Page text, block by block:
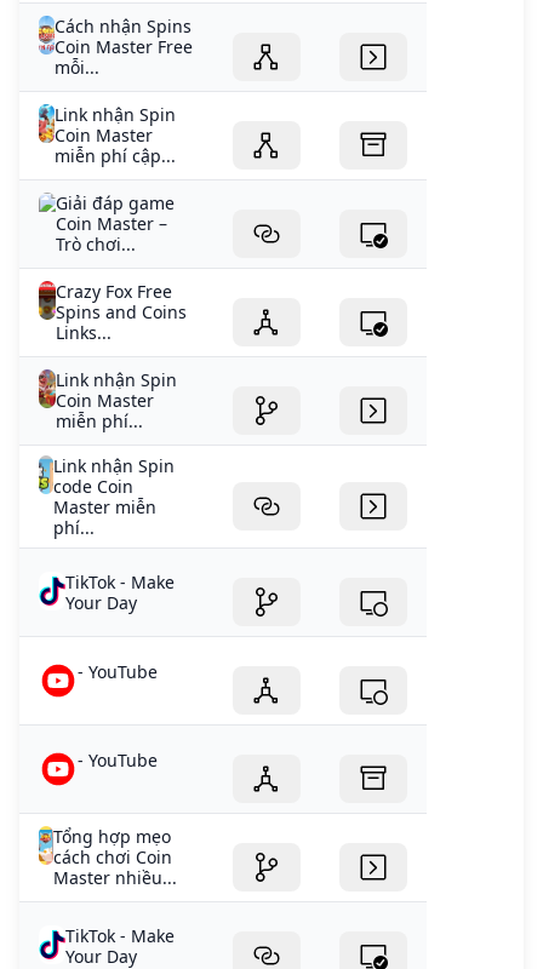
Cách nhận Spins
Coin Master Free
mỗi...
Link nhận Spin
Coin Master
miễn phí cập...
Giải đáp game
Coin Master –
Trò chơi...
Crazy Fox Free
Spins and Coins
Links...
Link nhận Spin
Coin Master
miễn phí...
Link nhận Spin
code Coin
Master miễn
phí...
TikTok - Make
Your Day
- YouTube
- YouTube
Tổng hợp mẹo
cách chơi Coin
Master nhiều...
TikTok - Make
Your Day